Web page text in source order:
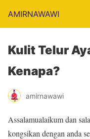
AMIRNAWAWI
Kulit Telur
Kenapa?
amirnawawi
Assalamualaikum dan
kongsikan dengan anda